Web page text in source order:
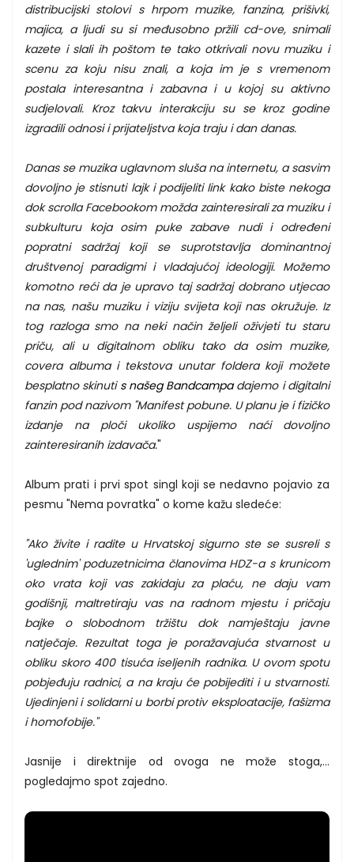
distribucijski stolovi s hrpom muzike, fanzina, prišivki,
majica, a ljudi su si međusobno pržili cd-ove, snimali
kazete i slali ih poštom te tako otkrivali novu muziku i
scenu za koju nisu znali, a koja im je s vremenom
postala interesantna i zabavna i u kojoj su aktivno
sudjelovali. Kroz takvu interakciju su se kroz godine
izgradili odnosi i prijateljstva koja traju i dan danas.
Danas se muzika uglavnom sluša na internetu, a sasvim
dovoljno je stisnuti lajk i podijeliti link kako biste nekoga
dok scrolla Facebookom možda zainteresirali za muziku i
subkulturu koja osim puke zabave nudi i određeni
popratni sadržaj koji se suprotstavlja dominantnoj
društvenoj paradigmi i vladajućoj ideologiji. Možemo
komotno reći da je upravo taj sadržaj dobrano utjecao
na nas, našu muziku i viziju svijeta koji nas okružuje. Iz
tog razloga smo na neki način željeli oživjeti tu staru
priču, ali u digitalnom obliku tako da osim muzike,
covera albuma i tekstova unutar foldera koji možete
besplatno skinuti s našeg Bandcampadajemo i digitalni
fanzin pod nazivom "Manifest pobune. U planu je i fizičko
izdanje na ploči ukoliko uspijemo naći dovoljno
zainteresiranih izdavača."
Album prati i prvi spot singl koji se nedavno pojavio za
pesmu "Nema povratka" o kome kažu sledeće:
"Ako živite i radite u Hrvatskoj sigurno ste se susreli s
'uglednim' poduzetnicima članovima HDZ-a s krunicom
oko vrata koji vas zakidaju za plaću, ne daju vam
godišnji, maltretiraju vas na radnom mjestu i pričaju
bajke o slobodnom tržištu dok namještaju javne
natječaje. Rezultat toga je poražavajuća stvarnost u
obliku skoro 400 tisuća iseljenih radnika. U ovom spotu
pobjeđuju radnici, a na kraju će pobijediti i u stvarnosti.
Ujedinjeni i solidarni u borbi protiv eksploatacije, fašizma
i homofobije."
Jasnije i direktnije od ovoga ne može stoga,...
pogledajmo spot zajedno.